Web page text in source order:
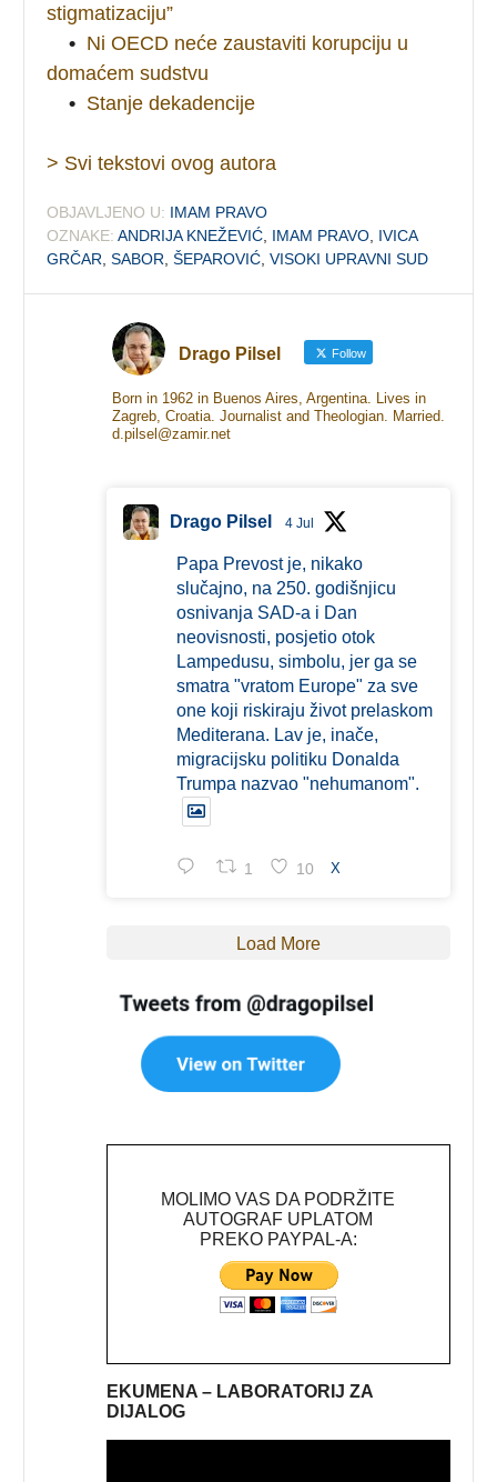
stigmatizaciju”
• Ni OECD neće zaustaviti korupciju u
domaćem sudstvu
• Stanje dekadencije
> Svi tekstovi ovog autora
OBJAVLJENO U: IMAM PRAVO
OZNAKE: ANDRIJA KNEŽEVIĆ IMAM PRAVO IVICA
GRČAR ,SABOR ,ŠEPAROVIĆ ,VISOKI UPRAVNI SUD
Drago Pilsel Follow
Born in 1962 in Buenos Aires, Argentina. Lives in
Zagreb, Croatia. Journalist and Theologian. Married.
d.pilsel@zamir.net
Drago Pilsel 4 Jul
Papa Prevost je, nikako
slučajno, na 250. godišnjicu
osnivanja SAD-a i Dan
neovisnosti, posjetio otok
Lampedusu, simbolu, jer ga se
smatra "vratom Europe" za sve
one koji riskiraju život prelaskom
Mediterana. Lav je, inače,
migracijsku politiku Donalda
Trumpa nazvao "nehumanom".
1 10 X
Load More
MOLIMO VAS DA PODRŽITE
AUTOGRAF UPLATOM
PREKO PAYPAL-A:
EKUMENA – LABORATORIJ ZA
DIJALOG